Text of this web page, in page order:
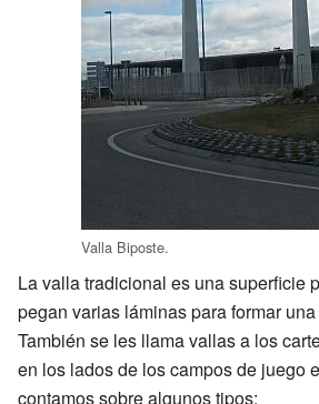
Valla Biposte.
La valla tradicional es una superficie
pegan varias láminas para formar
También se les llama vallas a los
en los lados de los campos de juego
contamos sobre algunos tipos: